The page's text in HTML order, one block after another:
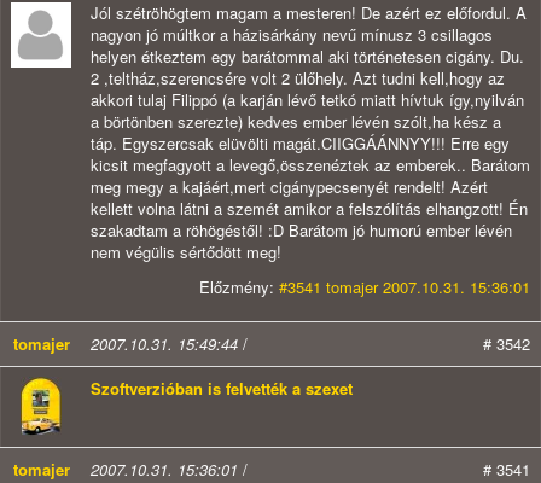
Jól szétröhögtem magam a mesteren! De azért ez előfordul. A
nagyon jó múltkor a házisárkány nevű mínusz 3 csillagos
helyen étkeztem egy barátommal aki történetesen cigány. Du.
2 ,teltház,szerencsére volt 2 ülőhely. Azt tudni kell,hogy az
akkori tulaj Filippó (a karján lévő tetkó miatt hívtuk így,nyilván
a börtönben szerezte) kedves ember lévén szólt,ha kész a
táp. Egyszercsak elüvölti magát.CIIGGÁÁNNYY!!! Erre egy
kicsit megfagyott a levegő,összenéztek az emberek.. Barátom
meg megy a kajáért,mert cigánypecsenyét rendelt! Azért
kellett volna látni a szemét amikor a felszólítás elhangzott! Én
szakadtam a röhögéstől! :D Barátom jó humorú ember lévén
nem végülis sértődött meg!
Előzmény: #3541 tomajer 2007.10.31. 15:36:01
tomajer 2007.10.31. 15:49:44 /
# 3542
Szoftverzióban is felvették a szexet
tomajer 2007.10.31. 15:36:01 /
# 3541